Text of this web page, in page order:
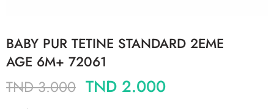
BABY PUR TETINE STANDARD 2EME
AGE 6M+ 72061
TND3.000 TND 2.000